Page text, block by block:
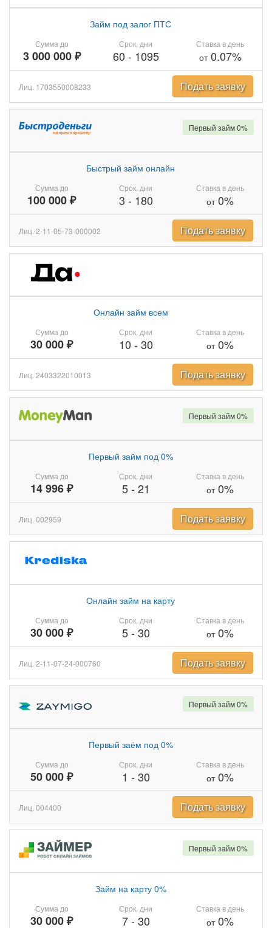
Сумма до
3 000 000 ₽
Займ под залог ПТС
Срок, дни
60 - 1095
Ставка в день
от0.07%
Лиц. 1703550008233 Подать заявку
Сумма до
100 000 ₽
Быстрый займ онлайн
Срок, дни
3 - 180
Ставка в день
от0%
Первый займ 0%
Лиц. 2-11-05-73-000002 Подать заявку
Сумма до
30 000 ₽
Онлайн займ всем
Срок, дни
10 - 30
Ставка в день
от0%
Лиц. 2403322010013 Подать заявку
Сумма до
14 996 ₽
Первый займ под 0%
Срок, дни
5- 21
Ставка в день
от0%
Первый займ 0%
Лиц. 002959 Подать заявку
Сумма до
30 000 ₽
Онлайн займ на карту
Срок, дни
5- 30
Ставка в день
от0%
Лиц. 2-11-07-24-000760 Подать заявку
Сумма до
50 000 ₽
Первый заём под 0%
Срок, дни
1 - 30
Ставка в день
от0%
Первый займ 0%
Лиц. 004400 Подать заявку
Сумма до
30 000 ₽
Займ на карту 0%
Срок, дни
7- 30
Ставка в день
от0%
Первый займ 0%